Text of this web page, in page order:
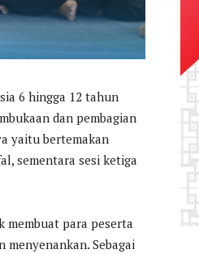
6 hingga 12 tahun
dan pembagian
yaitu bertemakan
sementara sesi ketiga
membuat para peserta
Sebagai